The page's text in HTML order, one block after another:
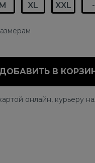
M XL XXL -
ДОБАВИТЬ В
онлайн, курьеру